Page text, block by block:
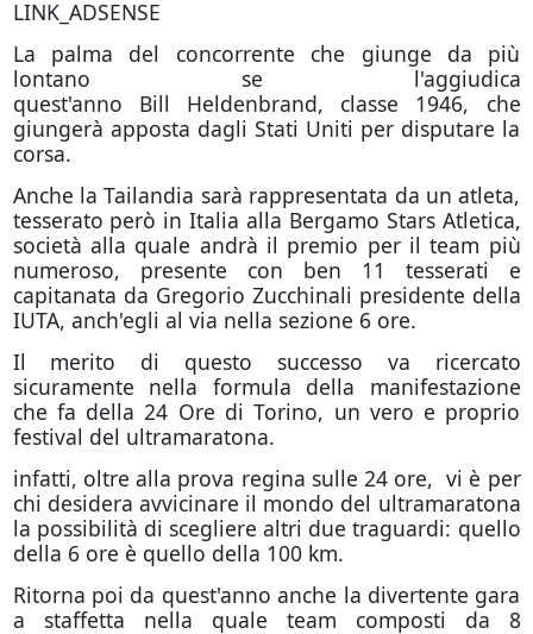
LINK_ADSENSE
La palma del concorrente che giunge da più
lontano se l'aggiudica
quest'anno Bill Heldenbrand, classe 1946, che
giungerà apposta dagli Stati Uniti per disputare la
corsa.
Anche la Tailandia sarà rappresentata da un atleta,
tesserato però in Italia alla Bergamo Stars Atletica,
società alla quale andrà il premio per il team più
numeroso, presente con ben 11 tesserati e
capitanata da Gregorio Zucchinali presidente della
IUTA, anch'egli al via nella sezione 6 ore.
Il merito di questo successo va ricercato
sicuramente nella formula della manifestazione
che fa della 24 Ore di Torino, un vero e proprio
festival del ultramaratona.
infatti, oltre alla prova regina sulle 24 ore, vi è per
chi desidera avvicinare il mondo del ultramaratona
la possibilità di scegliere altri due traguardi: quello
della 6 ore è quello della 100 km.
Ritorna poi da quest'anno anche la divertente gara
a staffetta nella quale team composti da 8